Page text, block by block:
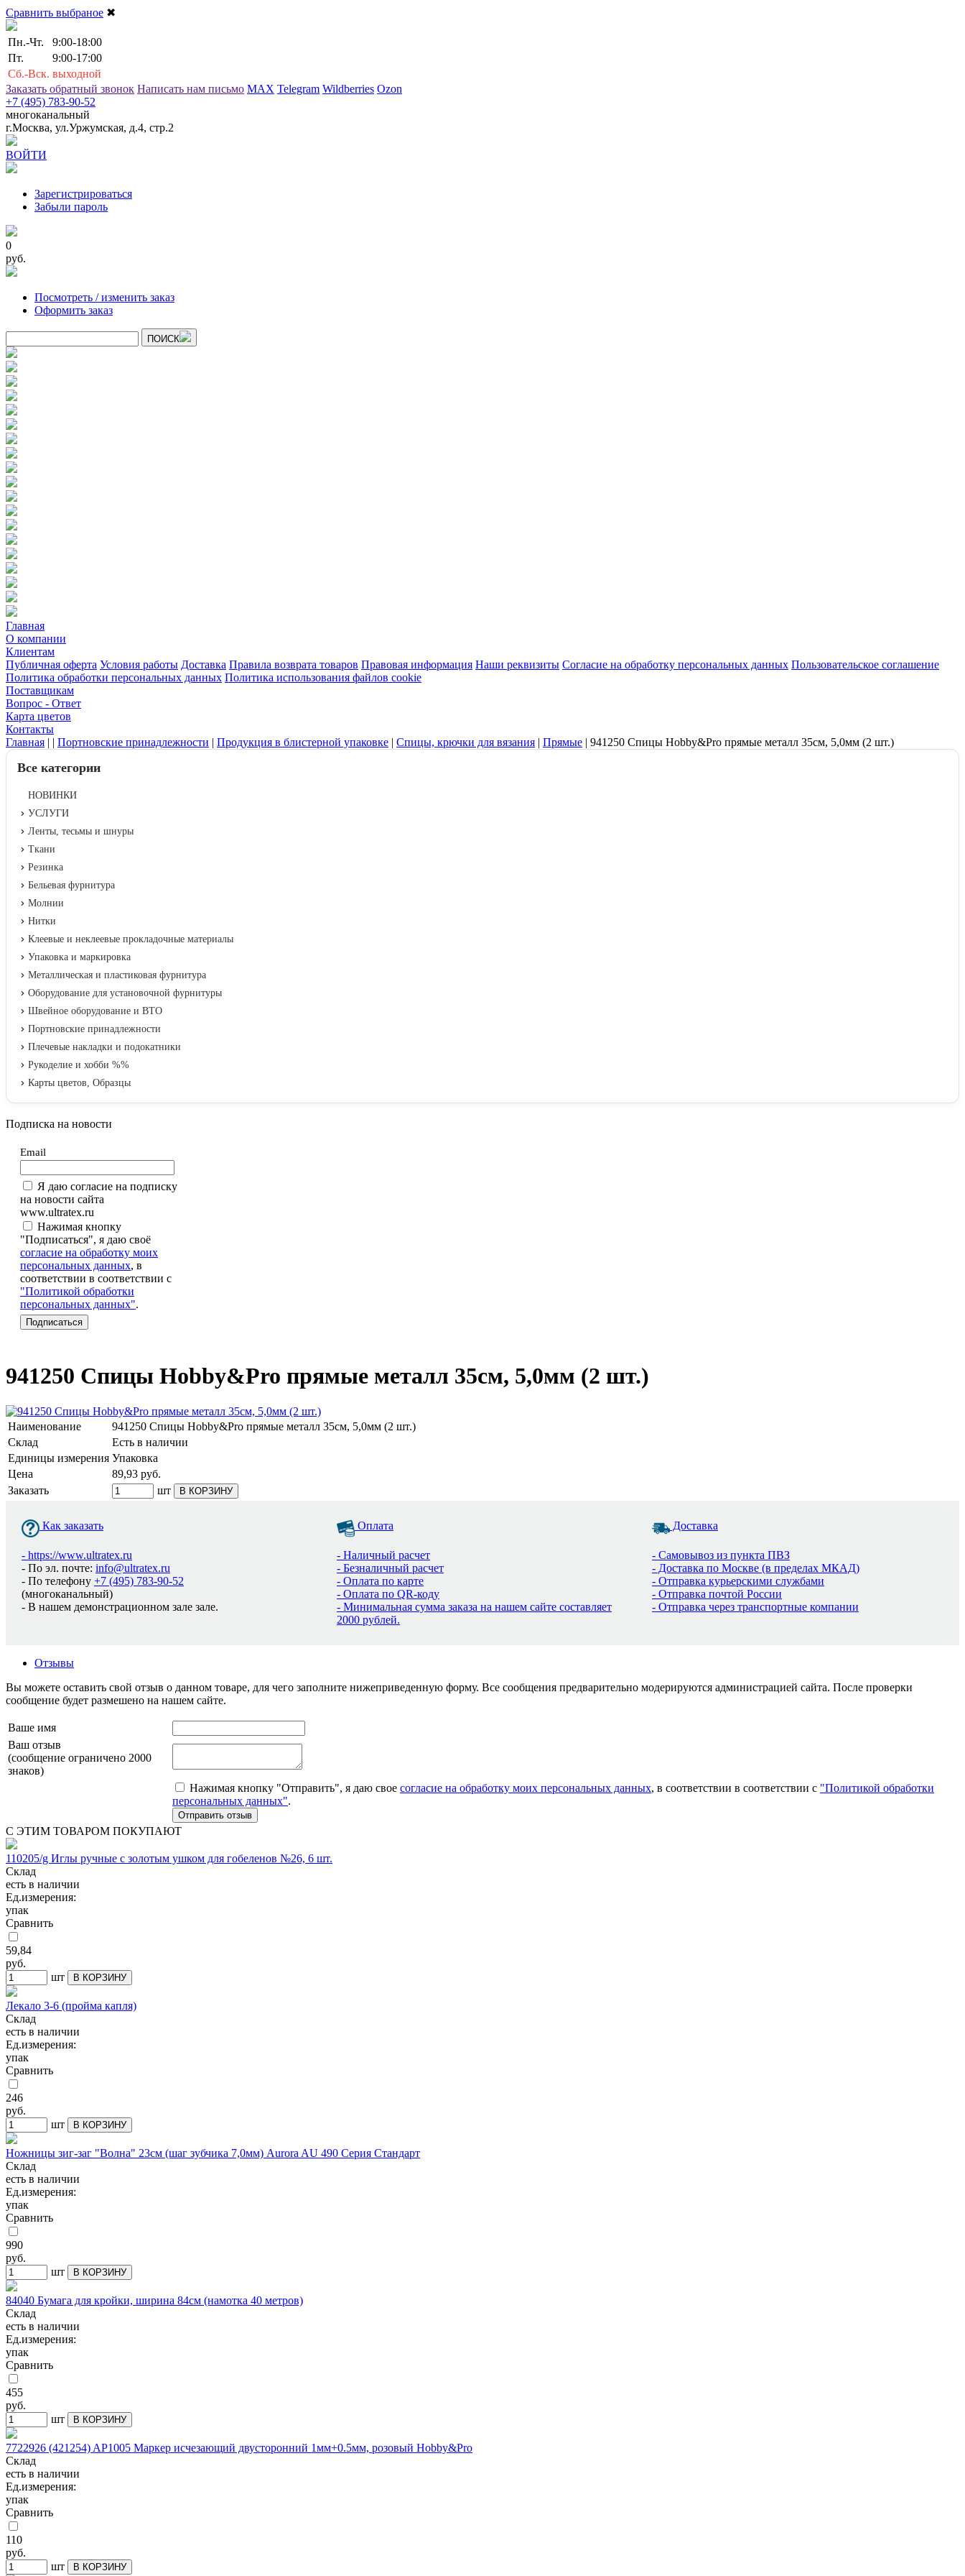
Сравнить выбраное ✖
Пн.-Чт.
9:00-18:00
Пт.
9:00-17:00
Сб.-Вск. выходной
Заказать обратный звонок Написать нам письмо MAX Telegram Wildberries Ozon
+7 (495) 783-90-52
многоканальный
г.Москва, ул.Уржумская, д.4, стр.2
ВОЙТИ
Зарегистрироваться
Забыли пароль
0
руб.
Посмотреть / изменить заказ
Оформить заказ
ПОИСК
Главная
О компании
Клиентам
Публичная оферта Условия работы Доставка Правила возврата товаров Правовая информация Наши реквизиты Согласие на обработку персональных данных Пользовательское соглашение
Политика обработки персональных данных Политика использования файлов cookie
Поставщикам
Вопрос - Ответ
Карта цветов
Контакты
Главная | | Портновские принадлежности | Продукция в блистерной упаковке | Спицы, крючки для вязания | Прямые | 941250 Спицы Hobby&Pro прямые металл 35см, 5,0мм (2 шт.)
Все категории
НОВИНКИ
УСЛУГИ
Ленты, тесьмы и шнуры
Ткани
Резинка
Бельевая фурнитура
Молнии
Нитки
Клеевые и неклеевые прокладочные материалы
Упаковка и маркировка
Металлическая и пластиковая фурнитура
Оборудование для установочной фурнитуры
Швейное оборудование и ВТО
Портновские принадлежности
Плечевые накладки и подокатники
Рукоделие и хобби %%
Карты цветов, Образцы
Подписка на новости
Email
Я даю согласие на подписку
на новости сайта
www.ultratex.ru
Нажимая кнопку
"Подписаться", я даю своё
согласие на обработку моих
персональных данных, в
соответствии в соответствии с
"Политикой обработки
персональных данных".
941250 Спицы Hobby&Pro прямые металл 35см, 5,0мм (2 шт.)
Наименование
941250 Спицы Hobby&Pro прямые металл 35см, 5,0мм (2 шт.)
Склад
Есть в наличии
Единицы измерения Упаковка
Цена
89,93 руб.
Заказать
шт В КОРЗИНУ
Как заказать
- https://www.ultratex.ru
- По эл. почте: info@ultratex.ru
- По телефону +7 (495) 783-90-52
(многоканальный)
- В нашем демонстрационном зале зале.
Оплата
- Наличный расчет
- Безналичный расчет
- Оплата по карте
- Оплата по QR-коду
- Минимальная сумма заказа на нашем сайте составляет
2000 рублей.
Доставка
- Самовывоз из пункта ПВЗ
- Доставка по Москве (в пределах МКАД)
- Отправка курьерскими службами
- Отправка почтой России
- Отправка через транспортные компании
Отзывы
Вы можете оставить свой отзыв о данном товаре, для чего заполните нижеприведенную форму. Все сообщения предварительно модерируются администрацией сайта. После проверки
сообщение будет размешено на нашем сайте.
Ваше имя
Ваш отзыв
(сообщение ограничено 2000
знаков)
Нажимая кнопку "Отправить", я даю свое согласие на обработку моих персональных данных, в соответствии в соответствии с "Политикой обработки
персональных данных".
С ЭТИМ ТОВАРОМ ПОКУПАЮТ
110205/g Иглы ручные с золотым ушком для гобеленов №26, 6 шт.
Склад
есть в наличии
Ед.измерения:
упак
Сравнить
59,84
руб.
шт
В КОРЗИНУ
Лекало 3-6 (пройма капля)
Склад
есть в наличии
Ед.измерения:
упак
Сравнить
246
руб.
шт
В КОРЗИНУ
Ножницы зиг-заг "Волна" 23см (шаг зубчика 7,0мм) Aurora AU 490 Серия Стандарт
Склад
есть в наличии
Ед.измерения:
упак
Сравнить
990
руб.
шт
В КОРЗИНУ
84040 Бумага для кройки, ширина 84см (намотка 40 метров)
Склад
есть в наличии
Ед.измерения:
упак
Сравнить
455
руб.
шт
В КОРЗИНУ
7722926 (421254) AP1005 Маркер исчезающий двусторонний 1мм+0.5мм, розовый Hobby&Pro
Склад
есть в наличии
Ед.измерения:
упак
Сравнить
110
руб.
шт
В КОРЗИНУ